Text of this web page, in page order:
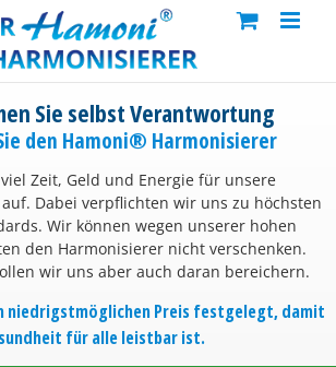
Sie selbst Verantwortung
den Hamoni® Harmonisierer
Zeit, Geld und Energie für unsere
Dabei verpflichten wir uns zu höchsten
Wir können wegen unserer hohen
den Harmonisierer nicht verschenken.
wir uns aber auch daran bereichern.
niedrigstmöglichen Preis festgelegt, damit
für alle leistbar ist.